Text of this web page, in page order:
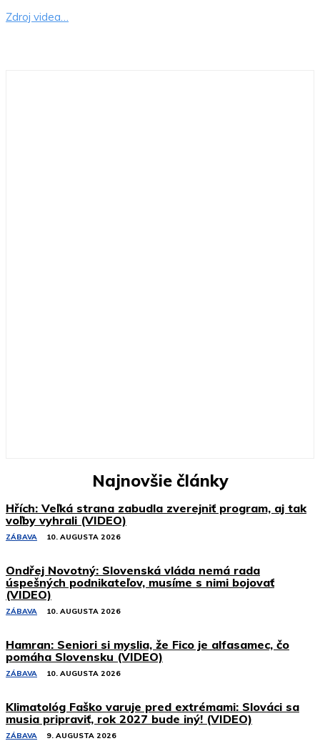
Zdroj videa…
Najnovšie články
Hřích: Veľká strana zabudla zverejniť program, aj tak
voľby vyhrali (VIDEO)
ZÁBAVA 10. AUGUSTA 2026
Ondřej Novotný: Slovenská vláda nemá rada
úspešných podnikateľov, musíme s nimi bojovať
(VIDEO)
ZÁBAVA 10. AUGUSTA 2026
Hamran: Seniori si myslia, že Fico je alfasamec, čo
pomáha Slovensku (VIDEO)
ZÁBAVA 10. AUGUSTA 2026
Klimatológ Faško varuje pred extrémami: Slováci sa
musia pripraviť, rok 2027 bude iný! (VIDEO)
ZÁBAVA 9. AUGUSTA 2026